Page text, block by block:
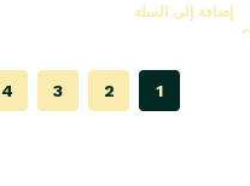
إضافة إلى السلة
1
2
3
4